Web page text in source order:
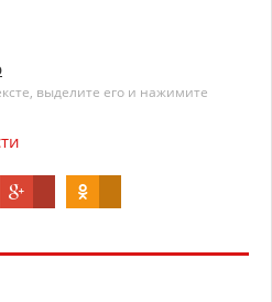
выделите его и нажимите